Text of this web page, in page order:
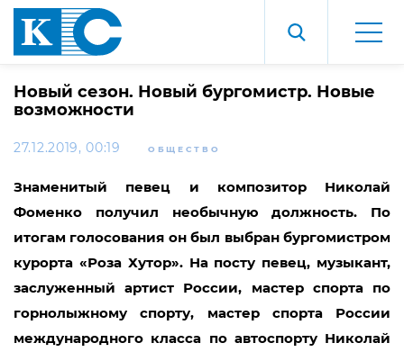
Новый сезон. Новый бургомистр. Новые
возможности
27.12.2019, 00:19 ОБЩЕСТВО
Знаменитый певец и композитор Николай
Фоменко получил необычную должность. По
итогам голосования он был выбран бургомистром
курорта «Роза Хутор». На посту певец, музыкант,
заслуженный артист России, мастер спорта по
горнолыжному спорту, мастер спорта России
международного класса по автоспорту Николай